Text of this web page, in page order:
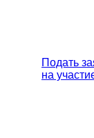
Подать
на